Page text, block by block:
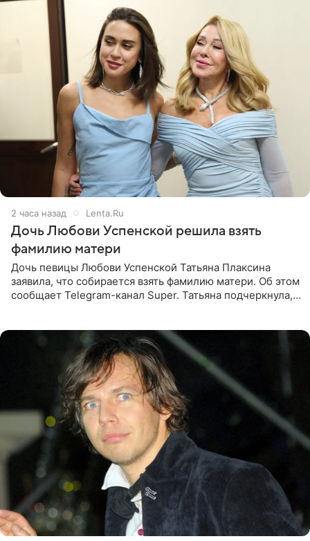
2 часа назад Lenta.Ru
Дочь Любови Успенской решила взять
фамилию матери
Дочь певицы Любови Успенской Татьяна Плаксина
заявила, что собирается взять фамилию матери. Об этом
сообщает Telegram-канал Super. Татьяна подчеркнула,